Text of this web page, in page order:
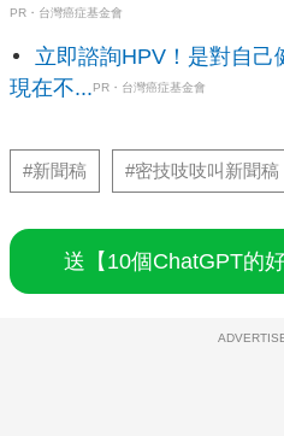
PR・台灣癌症基金會
立即諮詢HPV！是對自己
現在不...PR・台灣癌症基金會
#新聞稿 #密技吱吱叫新聞稿
送【10個ChatGPT的